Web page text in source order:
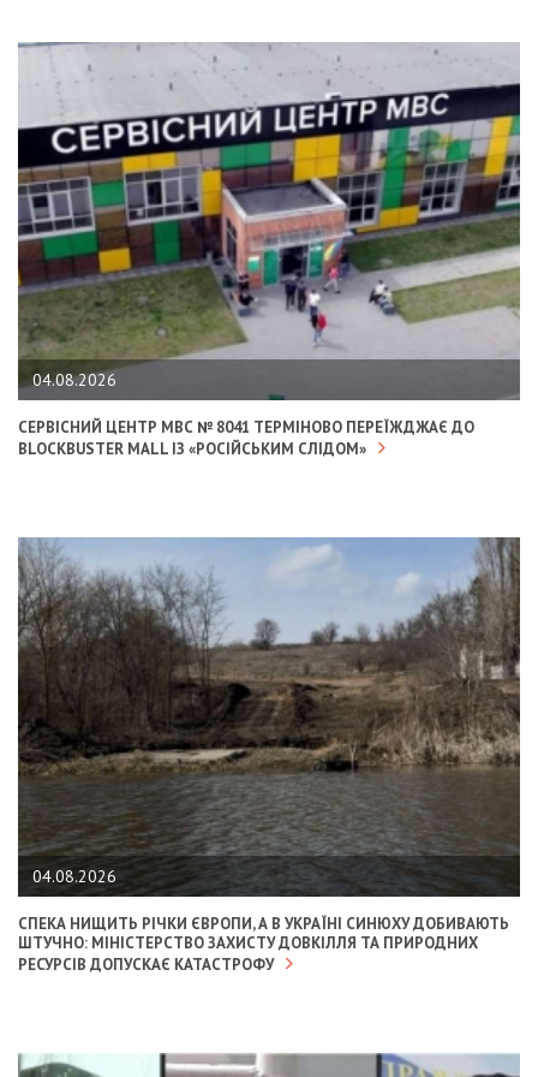
04.08.2026
СЕРВІСНИЙ ЦЕНТР МВС № 8041 ТЕРМІНОВО ПЕРЕЇЖДЖАЄ ДО
BLOCKBUSTER MALL ІЗ «РОСІЙСЬКИМ СЛІДОМ»
04.08.2026
СПЕКА НИЩИТЬ РІЧКИ ЄВРОПИ, А В УКРАЇНІ СИНЮХУ ДОБИВАЮТЬ
ШТУЧНО: МІНІСТЕРСТВО ЗАХИСТУ ДОВКІЛЛЯ ТА ПРИРОДНИХ
РЕСУРСІВ ДОПУСКАЄ КАТАСТРОФУ